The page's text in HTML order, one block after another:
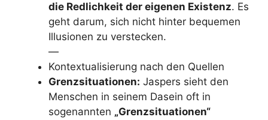
die Redlichkeit der eigenen Existenz. Es
geht darum, sich nicht hinter bequemen
Illusionen zu verstecken.
—
Kontextualisierung nach den Quellen
Grenzsituationen: Jaspers sieht den
Menschen in seinem Dasein oft in
sogenannten „Grenzsituationen“